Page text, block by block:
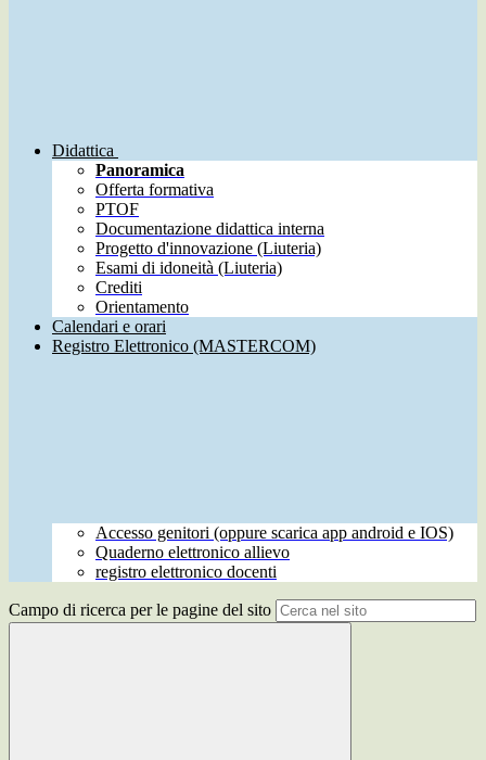
Didattica
Panoramica
Offerta formativa
PTOF
Documentazione didattica interna
Progetto d'innovazione (Liuteria)
Esami di idoneità (Liuteria)
Crediti
Orientamento
Calendari e orari
Registro Elettronico (MASTERCOM)
Accesso genitori (oppure scarica app android e IOS)
Quaderno elettronico allievo
registro elettronico docenti
Campo di ricerca per le pagine del sito